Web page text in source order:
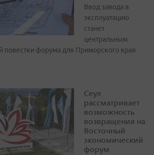
Ввод завода в
эксплуатацию
станет
центральным
повестки форума для Приморского края
Сеул
рассматривает
возможность
возвращения на
Восточный
экономический
форум